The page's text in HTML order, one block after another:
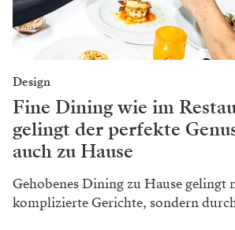
Design
Fine Dining wie im
gelingt der perfekte
auch zu Hause
Gehobenes Dining zu Hause gelingt
komplizierte Gerichte, sondern